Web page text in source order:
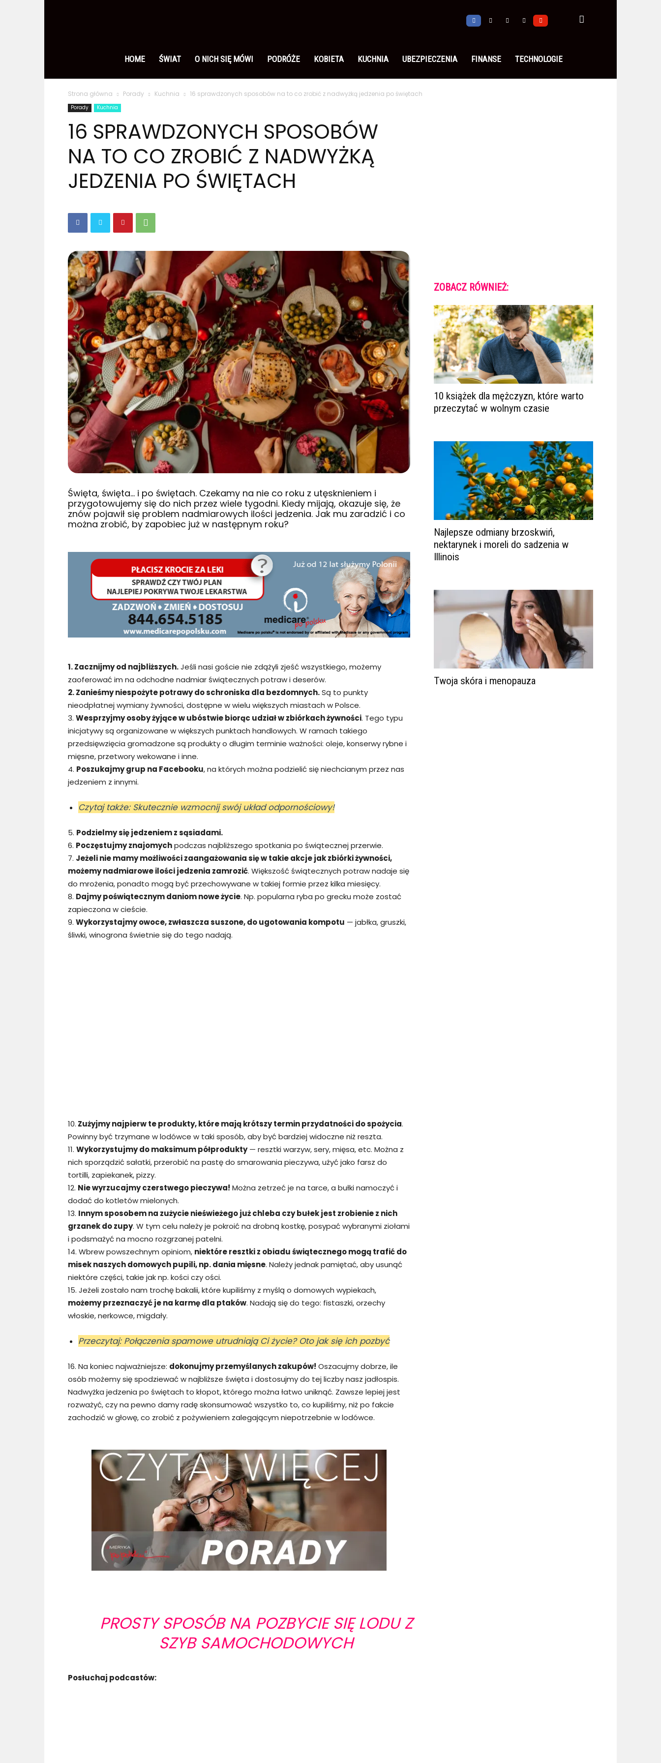
polsku
HOME ŚWIAT O NICH SIĘ MÓWI PODRÓŻE KOBIETA KUCHNIA UBEZPIECZENIA FINANSE TECHNOLOGIE
Strona główna Porady Kuchnia 16 sprawdzonych sposobów na to co zrobić z nadwyżką jedzenia po świętach
Porady Kuchnia
16 SPRAWDZONYCH SPOSOBÓW
NA TO CO ZROBIĆ Z NADWYŻKĄ
JEDZENIA PO ŚWIĘTACH
Święta, święta… i po świętach. Czekamy na nie co roku z utęsknieniem i
przygotowujemy się do nich przez wiele tygodni. Kiedy mijają, okazuje się, że
znów pojawił się problem nadmiarowych ilości jedzenia. Jak mu zaradzić i co
można zrobić, by zapobiec już w następnym roku?
1. Zacznijmy od najbliższych.Jeśli nasi goście nie zdążyli zjeść wszystkiego, możemy
zaoferować im na odchodne nadmiar świątecznych potraw i deserów.
2. Zanieśmy niespożyte potrawy do schroniska dla bezdomnych.Są to punkty
nieodpłatnej wymiany żywności, dostępne w wielu większych miastach w Polsce.
3. Wesprzyjmy osoby żyjące w ubóstwie biorąc udział w zbiórkach żywności. Tego typu
inicjatywy są organizowane w większych punktach handlowych. W ramach takiego
przedsięwzięcia gromadzone są produkty o długim terminie ważności: oleje, konserwy rybne i
mięsne, przetwory wekowane i inne.
4. Poszukajmy grup na Facebooku, na których można podzielić się niechcianym przez nas
jedzeniem z innymi.
Czytaj także: Skutecznie wzmocnij swój układ odpornościowy!
5. Podzielmy się jedzeniem z sąsiadami.
6. Poczęstujmy znajomychpodczas najbliższego spotkania po świątecznej przerwie.
7. Jeżeli nie mamy możliwości zaangażowania się w takie akcje jak zbiórki żywności,
możemy nadmiarowe ilości jedzenia zamrozić. Większość świątecznych potraw nadaje się
do mrożenia, ponadto mogą być przechowywane w takiej formie przez kilka miesięcy.
8. Dajmy poświątecznym daniom nowe życie. Np. popularna ryba po grecku może zostać
zapieczona w cieście.
9. Wykorzystajmy owoce, zwłaszcza suszone, do ugotowania kompotu — jabłka, gruszki,
śliwki, winogrona świetnie się do tego nadają.
10. Zużyjmy najpierw te produkty, które mają krótszy termin przydatności do spożycia.
Powinny być trzymane w lodówce w taki sposób, aby być bardziej widoczne niż reszta.
11. Wykorzystujmy do maksimum półprodukty— resztki warzyw, sery, mięsa, etc. Można z
nich sporządzić sałatki, przerobić na pastę do smarowania pieczywa, użyć jako farsz do
tortilli, zapiekanek, pizzy.
12. Nie wyrzucajmy czerstwego pieczywa! Można zetrzeć je na tarce, a bułki namoczyć i
dodać do kotletów mielonych.
13. Innym sposobem na zużycie nieświeżego już chleba czy bułek jest zrobienie z nich
grzanek do zupy. W tym celu należy je pokroić na drobną kostkę, posypać wybranymi ziołami
i podsmażyć na mocno rozgrzanej patelni.
14. Wbrew powszechnym opiniom, niektóre resztki z obiadu świątecznego mogą trafić do
misek naszych domowych pupili, np. dania mięsne. Należy jednak pamiętać, aby usunąć
niektóre części, takie jak np. kości czy ości.
15. Jeżeli zostało nam trochę bakalii, które kupiliśmy z myślą o domowych wypiekach,
możemy przeznaczyć je na karmę dla ptaków. Nadają się do tego: fistaszki, orzechy
włoskie, nerkowce, migdały.
Przeczytaj: Połączenia spamowe utrudniają Ci życie? Oto jak się ich pozbyć
16. Na koniec najważniejsze: dokonujmy przemyślanych zakupów! Oszacujmy dobrze, ile
osób możemy się spodziewać w najbliższe święta i dostosujmy do tej liczby nasz jadłospis.
Nadwyżka jedzenia po świętach to kłopot, którego można łatwo uniknąć. Zawsze lepiej jest
rozważyć, czy na pewno damy radę skonsumować wszystko to, co kupiliśmy, niż po fakcie
zachodzić w głowę, co zrobić z pożywieniem zalegającym niepotrzebnie w lodówce.
PROSTY SPOSÓB NA POZBYCIE SIĘ LODU Z
SZYB SAMOCHODOWYCH
Posłuchaj podcastów:
ZOBACZ RÓWNIEŻ:
10 książek dla mężczyzn, które warto
przeczytać w wolnym czasie
Najlepsze odmiany brzoskwiń,
nektarynek i moreli do sadzenia w
Illinois
Twoja skóra i menopauza